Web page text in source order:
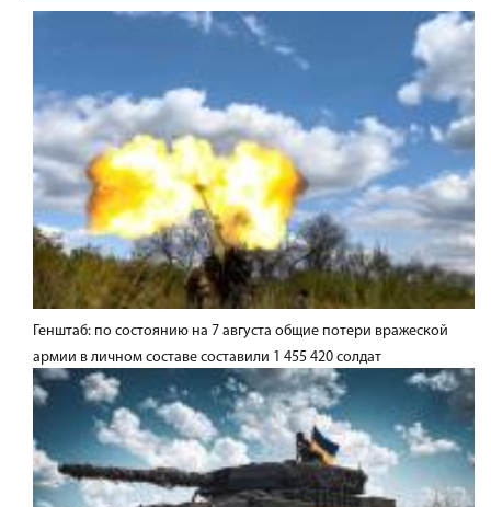
Генштаб: по состоянию на 7 августа общие потери вражеской
армии в личном составе составили 1 455 420 солдат